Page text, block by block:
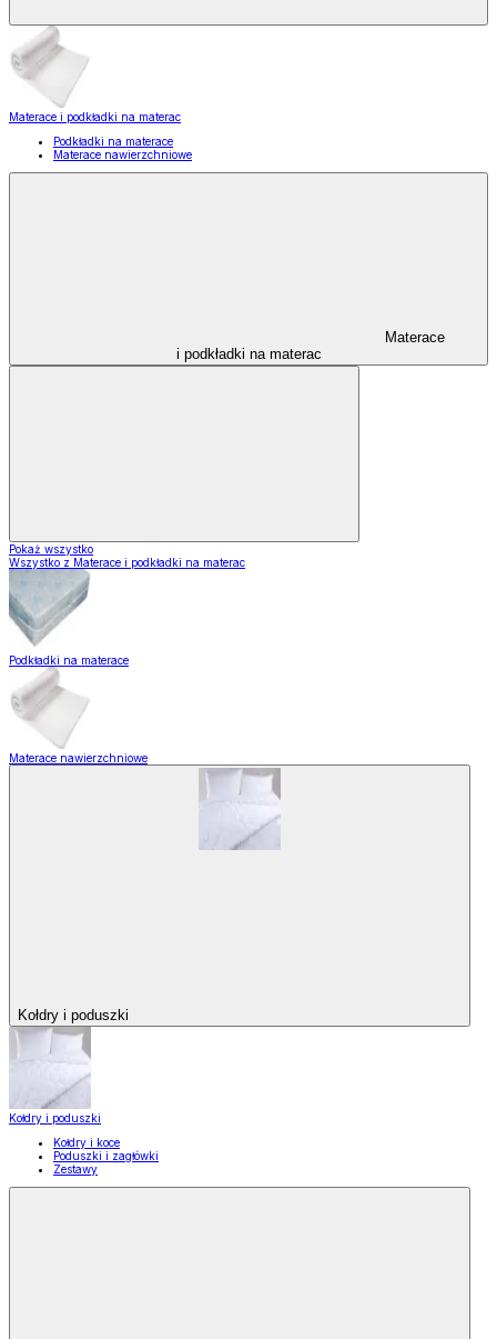
Materace i podkładki na materac
Podkładki na materace
Materace nawierzchniowe
Materace
i podkładki na materac
Pokaż wszystko
Wszystko z Materace i podkładki na materac
Podkładki na materace
Materace nawierzchniowe
Kołdry i poduszki
Kołdry i poduszki
Kołdry i koce
Poduszki i zagłówki
Zestawy